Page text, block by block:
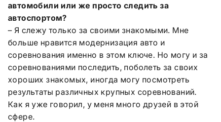
автомобили или же просто следить за
автоспортом?
– Я слежу только за своими знакомыми. Мне
больше нравится модернизация авто и
соревнования именно в этом ключе. Но могу и за
соревнованиями последить, поболеть за своих
хороших знакомых, иногда могу посмотреть
результаты различных крупных соревнований.
Как я уже говорил, у меня много друзей в этой
сфере.